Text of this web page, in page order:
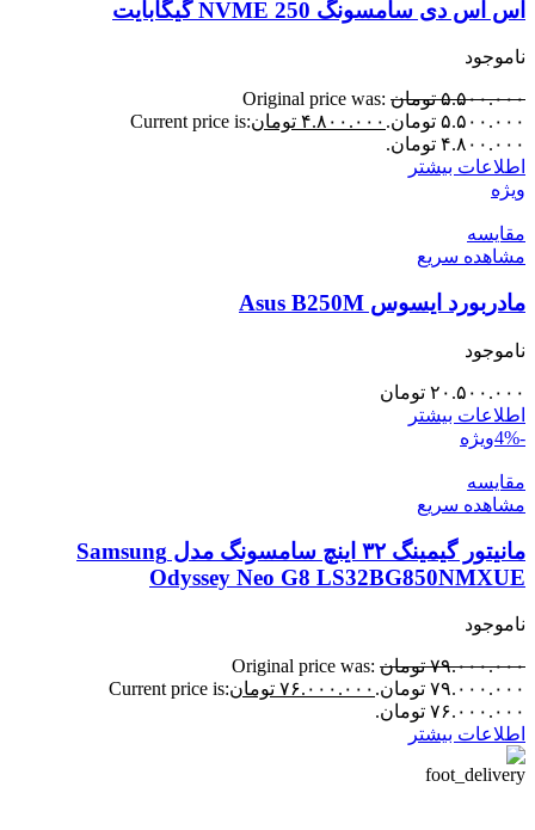
اس اس دی سامسونگ NVME 250 گیگابایت
ناموجود
۵.۵۰۰.۰۰۰ تومان Original price was:
۵.۵۰۰.۰۰۰ تومان.
۴.۸۰۰.۰۰۰ تومانCurrent price is:
۴.۸۰۰.۰۰۰ تومان.
اطلاعات بیشتر
ویژه
مقایسه
مشاهده سریع
مادربورد ایسوس Asus B250M
ناموجود
۲۰.۵۰۰.۰۰۰ تومان
اطلاعات بیشتر
-4%
ویژه
مقایسه
مشاهده سریع
مانیتور گیمینگ ۳۲ اینچ سامسونگ مدل Samsung
Odyssey Neo G8 LS32BG850NMXUE
ناموجود
۷۹.۰۰۰.۰۰۰ تومان Original price was:
۷۹.۰۰۰.۰۰۰ تومان.
۷۶.۰۰۰.۰۰۰ تومانCurrent price is:
۷۶.۰۰۰.۰۰۰ تومان.
اطلاعات بیشتر